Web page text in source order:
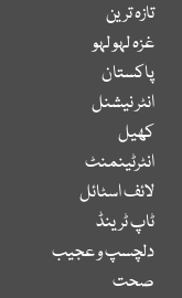
تازہ ترین
غزہ لہو لہو
پاکستان
انٹر نیشنل
کھیل
انٹرٹینمنٹ
لائف اسٹائل
ٹاپ ٹرینڈ
دلچسپ و عجیب
صحت